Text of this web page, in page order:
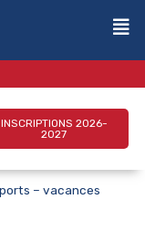
INSCRIPTIONS 2026-
2027
– vacances